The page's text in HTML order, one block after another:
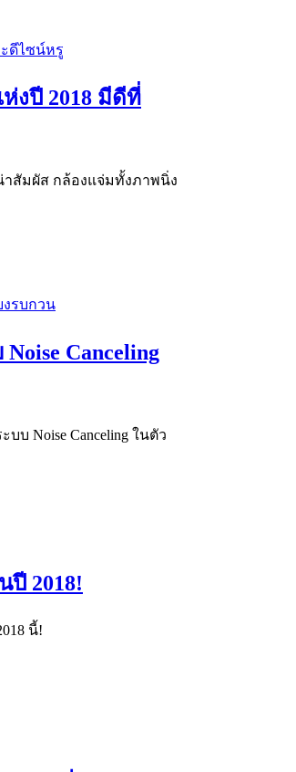
งปี 2018 มีดีที่
าสัมผัส กล้องแจ่มทั้งภาพนิ่ง
Canceling
บ Noise Canceling ในตัว
ปี 2018!
นี้!